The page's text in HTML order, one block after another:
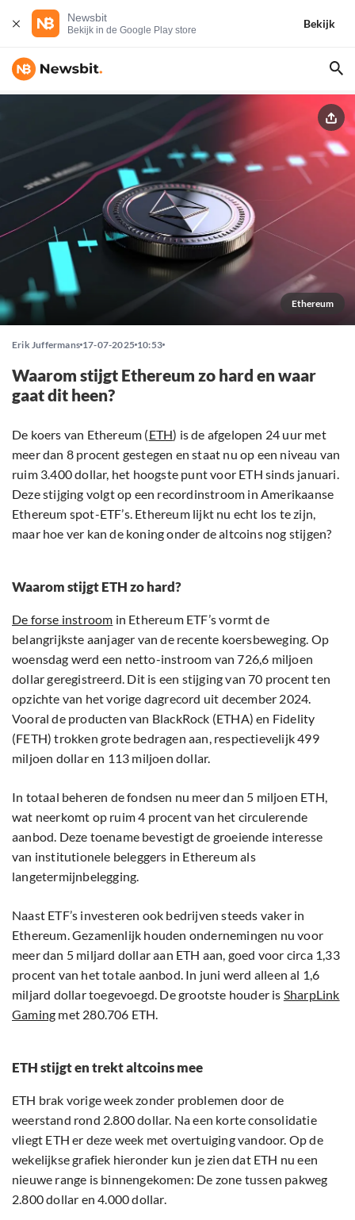
Newsbit
Bekijk in de Google Play store
Bekijk
Ethereum
Erik Juffermans 17-07-2025 10:53
Waarom stijgt Ethereum zo hard en waar
gaat dit heen?
De koers van Ethereum (ETH) is de afgelopen 24 uur met
meer dan 8 procent gestegen en staat nu op een niveau van
ruim 3.400 dollar, het hoogste punt voor ETH sinds januari.
Deze stijging volgt op een recordinstroom in Amerikaanse
Ethereum spot-ETF’s. Ethereum lijkt nu echt los te zijn,
maar hoe ver kan de koning onder de altcoins nog stijgen?
Waarom stijgt ETH zo hard?
De forse instroom in Ethereum ETF’s vormt de
belangrijkste aanjager van de recente koersbeweging. Op
woensdag werd een netto-instroom van 726,6 miljoen
dollar geregistreerd. Dit is een stijging van 70 procent ten
opzichte van het vorige dagrecord uit december 2024.
Vooral de producten van BlackRock (ETHA) en Fidelity
(FETH) trokken grote bedragen aan, respectievelijk 499
miljoen dollar en 113 miljoen dollar.
In totaal beheren de fondsen nu meer dan 5 miljoen ETH,
wat neerkomt op ruim 4 procent van het circulerende
aanbod. Deze toename bevestigt de groeiende interesse
van institutionele beleggers in Ethereum als
langetermijnbelegging.
Naast ETF’s investeren ook bedrijven steeds vaker in
Ethereum. Gezamenlijk houden ondernemingen nu voor
meer dan 5 miljard dollar aan ETH aan, goed voor circa 1,33
procent van het totale aanbod. In juni werd alleen al 1,6
miljard dollar toegevoegd. De grootste houder is SharpLink
Gaming met 280.706 ETH.
ETH stijgt en trekt altcoins mee
ETH brak vorige week zonder problemen door de
weerstand rond 2.800 dollar. Na een korte consolidatie
vliegt ETH er deze week met overtuiging vandoor. Op de
wekelijkse grafiek hieronder kun je zien dat ETH nu een
nieuwe range is binnengekomen: De zone tussen pakweg
2.800 dollar en 4.000 dollar.